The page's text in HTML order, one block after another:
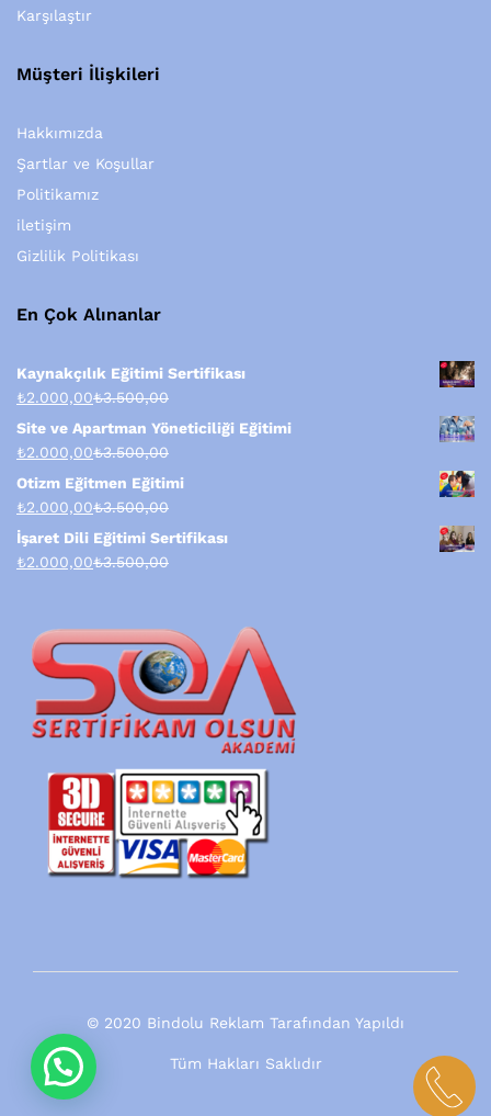
Karşılaştır
Müşteri İlişkileri
Hakkımızda
Şartlar ve Koşullar
Politikamız
iletişim
Gizlilik Politikası
En Çok Alınanlar
Kaynakçılık Eğitimi Sertifikası
₺2.000,00₺3.500,00
Site ve Apartman Yöneticiliği Eğitimi
₺2.000,00₺3.500,00
Otizm Eğitmen Eğitimi
₺2.000,00₺3.500,00
İşaret Dili Eğitimi Sertifikası
₺2.000,00₺3.500,00
© 2020 Bindolu Reklam Tarafından Yapıldı
Tüm Hakları Saklıdır